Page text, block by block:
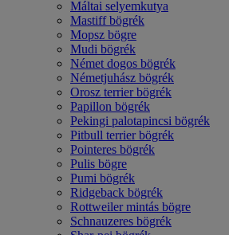
Máltai selyemkutya
Mastiff bögrék
Mopsz bögre
Mudi bögrék
Német dogos bögrék
Németjuhász bögrék
Orosz terrier bögrék
Papillon bögrék
Pekingi palotapincsi bögrék
Pitbull terrier bögrék
Pointeres bögrék
Pulis bögre
Pumi bögrék
Ridgeback bögrék
Rottweiler mintás bögre
Schnauzeres bögrék